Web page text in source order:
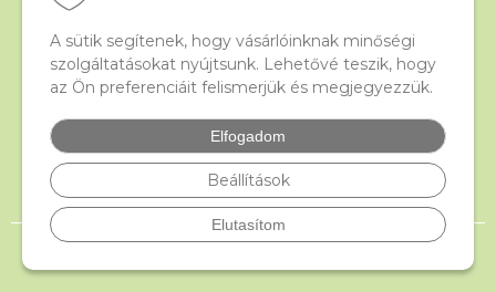
A sütik segítenek, hogy vásárlóinknak minőségi
szolgáltatásokat nyújtsunk. Lehetővé teszik, hogy
az Ön preferenciáit felismerjük és megjegyezzük.
Elfogadom
Beállítások
Elutasítom
Beado
Kapcsolat
Gyakori kérdések
Facebook
© 2026 beado.hu, a gyöngyök webáruháza •NextShop&e-shop Pohoda